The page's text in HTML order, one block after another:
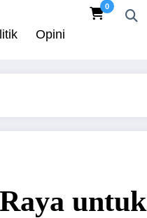
Opini
0
untuk